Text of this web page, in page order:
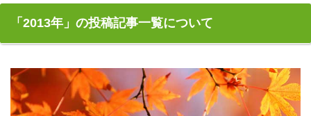
「2013年」の投稿記事一覧について